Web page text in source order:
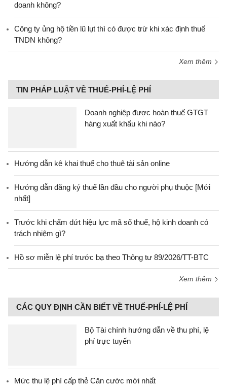
doanh không?
Công ty ủng hộ tiền lũ lụt thì có được trừ khi xác định thuế
TNDN không?
Xem thêm
TIN PHÁP LUẬT VỀ THUẾ-PHÍ-LỆ PHÍ
Doanh nghiệp được hoàn thuế GTGT
hàng xuất khẩu khi nào?
Hướng dẫn kê khai thuế cho thuê tài sản online
Hướng dẫn đăng ký thuế lần đầu cho người phụ thuộc [Mới
nhất]
Trước khi chấm dứt hiệu lực mã số thuế, hộ kinh doanh có
trách nhiệm gì?
Hồ sơ miễn lệ phí trước bạ theo Thông tư 89/2026/TT-BTC
Xem thêm
CÁC QUY ĐỊNH CẦN BIẾT VỀ THUẾ-PHÍ-LỆ PHÍ
Bộ Tài chính hướng dẫn về thu phí, lệ
phí trực tuyến
Mức thu lệ phí cấp thẻ Căn cước mới nhất